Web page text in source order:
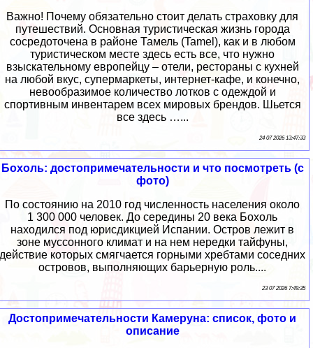
Важно! Почему обязательно стоит делать страховку для
путешествий. Основная туристическая жизнь города
сосредоточена в районе Тамель (Tamel), как и в любом
туристическом месте здесь есть все, что нужно
взыскательному европейцу – отели, рестораны с кухней
на любой вкус, супермаркеты, интернет-кафе, и конечно,
невообразимое количество лотков с одеждой и
спортивным инвентарем всех мировых брендов. Шьется
все здесь …...
24 07 2026 13:47:33
Бохоль: достопримечательности и что посмотреть (с
фото)
По состоянию на 2010 год численность населения около
1 300 000 человек. До середины 20 века Бохоль
находился под юрисдикцией Испании. Остров лежит в
зоне муссонного климат и на нем нередки тайфуны,
действие которых смягчается горными хребтами соседних
островов, выполняющих барьерную роль....
23 07 2026 7:49:35
Достопримечательности Камеруна: список, фото и
описание